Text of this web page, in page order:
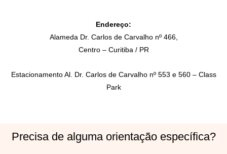
Endereço:
Alameda Dr. Carlos de Carvalho nº 466,
Centro – Curitiba / PR
Estacionamento Al. Dr. Carlos de Carvalho nº 553 e 560 – Class
Park
Precisa de alguma orientação específica?